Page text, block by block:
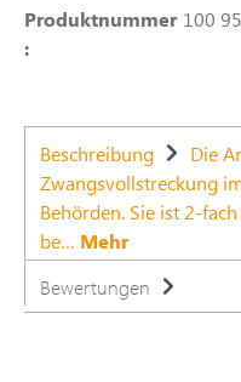
Produktnummer
:
100
Beschreibung
Die
Zwangsvollstreckung
Behörden. Sie ist 2-
be… Mehr
Bewertungen